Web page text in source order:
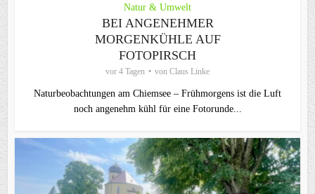
Natur & Umwelt
BEI ANGENEHMER
MORGENKÜHLE AUF
FOTOPIRSCH
vor 4 Tagen von Claus Linke
Naturbeobachtungen am Chiemsee – Frühmorgens ist die Luft
noch angenehm kühl für eine Fotorunde...